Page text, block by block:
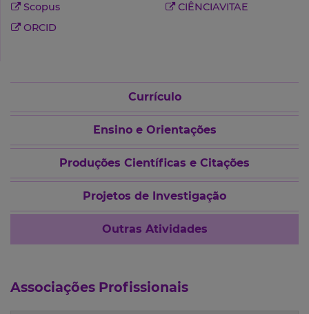
Scopus
CIÊNCIAVITAE
ORCID
Currículo
Ensino e Orientações
Produções Científicas e Citações
Projetos de Investigação
Outras Atividades
Associações Profissionais